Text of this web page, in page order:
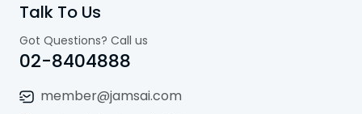
Talk To Us
Got Questions? Call us
02-8404888
member@jamsai.com